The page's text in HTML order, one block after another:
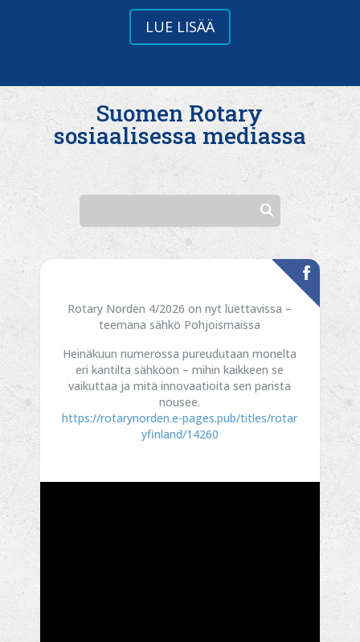
LUE LISÄÄ
Suomen Rotary
sosiaalisessa mediassa
Rotary Norden 4/2026 on nyt luettavissa –
teemana sähkö Pohjoismaissa
Heinäkuun numerossa pureudutaan monelta
eri kantilta sähköön – mihin kaikkeen se
vaikuttaa ja mitä innovaatioita sen parista
nousee.
https://rotarynorden.e-pages.pub/titles/rotar
yfinland/14260